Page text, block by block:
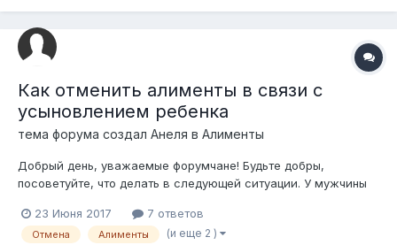
Как отменить алименты в связи с
усыновлением ребенка
тема форума создал Анеля в Алименты
Добрый день, уважаемые форумчане! Будьте добры,
посоветуйте, что делать в следующей ситуации. У мужчины
начать погашать с текущего месяца в связи с устройством
на работу. В настоящее время ему стало известно, что
23 Июня 2017 7 ответов
Отмена Алименты (и еще 2 )